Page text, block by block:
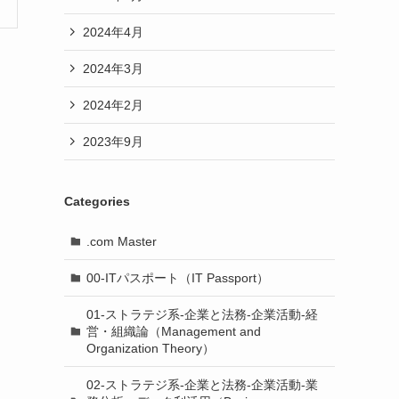
2024年4月
2024年3月
2024年2月
2023年9月
Categories
.com Master
00-ITパスポート（IT Passport）
01-ストラテジ系-企業と法務-企業活動-経
営・組織論（Management and
Organization Theory）
02-ストラテジ系-企業と法務-企業活動-業